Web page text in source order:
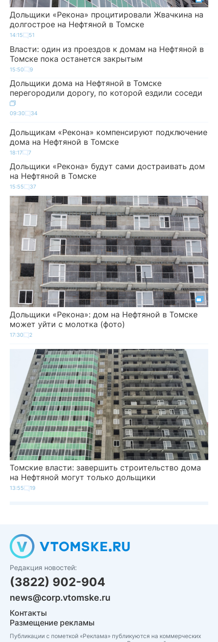
Дольщики «Рекона» процитировали Жвачкина на
долгострое на Нефтяной в Томске
14:15 51
Власти: один из проездов к домам на Нефтяной в
Томске пока останется закрытым
15:50 9
Дольщики дома на Нефтяной в Томске
перегородили дорогу, по которой ездили соседи
09:30 34
Дольщикам «Рекона» компенсируют подключение
дома на Нефтяной в Томске
18:17 7
Дольщики «Рекона» будут сами достраивать дом
на Нефтяной в Томске
15:55 37
Дольщики «Рекона»: дом на Нефтяной в Томске
может уйти с молотка (фото)
17:30 2
Томские власти: завершить строительство дома
на Нефтяной могут только дольщики
13:55 19
Редакция новостей:
(3822) 902-904
news@corp.vtomske.ru
Контакты
Размещение рекламы
Публикации с пометкой «Реклама» публикуются на коммерческих